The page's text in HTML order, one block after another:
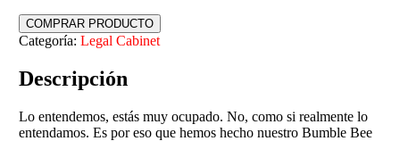
COMPRAR PRODUCTO
Categoría:Legal Cabinet
Descripción
Lo entendemos, estás muy ocupado. No, como si realmente lo
entendamos. Es por eso que hemos hecho nuestro Bumble Bee